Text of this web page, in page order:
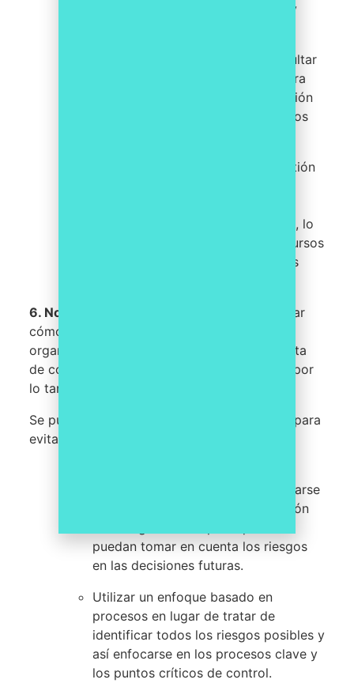
cumplimiento y cómo identificar y
Utilizar recursos externos y consultar
con expertos en cumplimiento para
obtener asesoramiento y orientación
sobre cómo identificar y evaluar los
Implementar herramientas de gestión
recopilación y el análisis de datos, lo
que permite ahorrar tiempo y recursos
y promover una participación más
6. No tener visión a largo plazo
y no anticipar
cómo pueden afectar los riesgos a la
organización en el futuro, nos lleva a una falta
de comprensión de los riesgos asociados y por
lo tanto a una falta de cumplimiento.
Se pueden establecer una serie de medidas para
evitar este problema, tales como:
planificación estratégica y asegurarse
de que se integre en la planificación
puedan tomar en cuenta los riesgos
en las decisiones futuras.
Utilizar un enfoque basado en
procesos en lugar de tratar de
identificar todos los riesgos posibles y
así enfocarse en los procesos clave y
los puntos críticos de control.